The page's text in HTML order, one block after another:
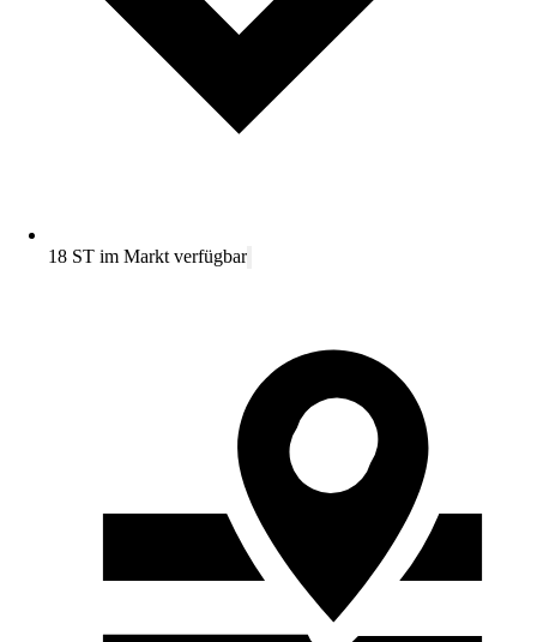
18 ST im Markt verfügbar